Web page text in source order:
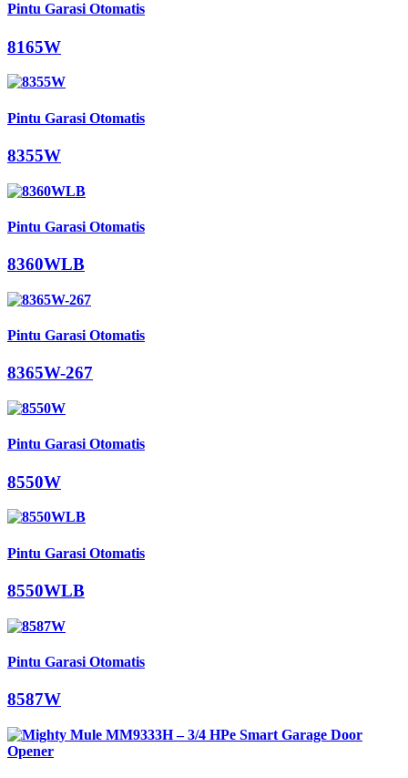
Pintu Garasi Otomatis
8165W
Pintu Garasi Otomatis
8355W
Pintu Garasi Otomatis
8360WLB
Pintu Garasi Otomatis
8365W-267
Pintu Garasi Otomatis
8550W
Pintu Garasi Otomatis
8550WLB
Pintu Garasi Otomatis
8587W